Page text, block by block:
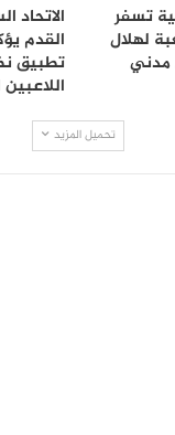
تسفر
لهلال
مدني
الاتحاد
القدم
تطبيق
تحميل المزيد